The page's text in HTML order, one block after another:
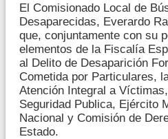
El Comisionado Local de
Desaparecidas, Everardo
que, conjuntamente con su
elementos de la Fiscalía
al Delito de Desaparición
Cometida por Particulares,
Atención Integral a
Seguridad Publica, Ejército
Nacional y Comisión de
Estado.